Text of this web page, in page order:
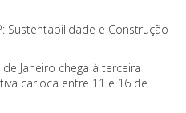
Sustentabilidade e Construção
Janeiro chega à terceira
carioca entre 11 e 16 de